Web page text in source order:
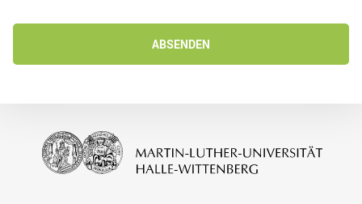
ABSENDEN